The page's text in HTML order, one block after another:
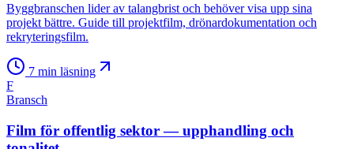
Byggbranschen lider av talangbrist och behöver visa upp sina
projekt bättre. Guide till projektfilm, drönardokumentation och
rekryteringsfilm.
7 min läsning
F
Bransch
Film för offentlig sektor — upphandling och